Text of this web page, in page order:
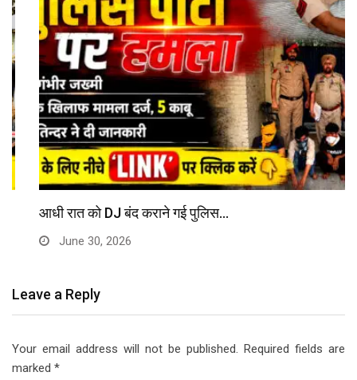
आधी रात को DJ बंद कराने गई पुलिस…
June 30, 2026
Leave a Reply
Your email address will not be published. Required fields are
marked *